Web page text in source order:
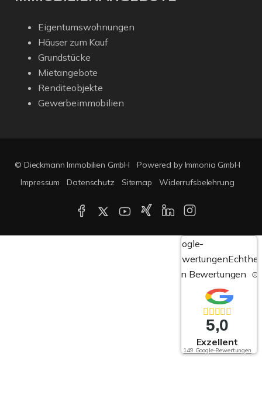
Eigentumswohnungen
Häuser zum Kauf
Grundstücke
Mietangebote
Renditeobjekte
Gewerbeimmobilien
© Dieckmann Immobilien GmbH
Powered by Immonia GmbH
Impressum
Datenschutz Sitemap Widerrufsbelehrung
Google-
Bewertungen
von Bewertungen
5,0
Exzellent
149 Google-Bewertungen